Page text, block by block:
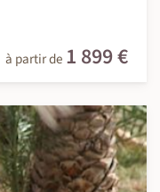
à partir de 1 899 €